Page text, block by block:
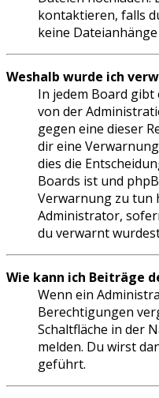
kontaktieren, falls
keine
Weshalb wurde ich
In jedem Board gibt
von der
gegen eine dieser
dir eine
dies die
Boards ist und
Verwarnung zu tun
Administrator,
du verwarnt
Wie kann ich Beiträge
Wenn ein
Berechtigungen
Schaltfläche in der
melden. Du wirst
geführt.